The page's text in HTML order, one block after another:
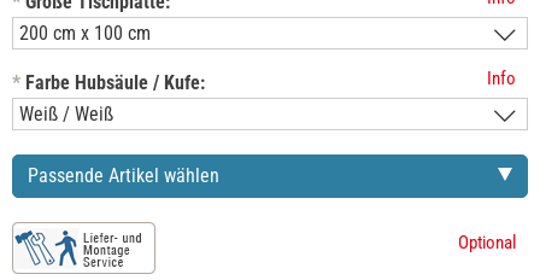
* Farbe Hubsäule / Kufe: Info
Passende Artikel wählen
Optional